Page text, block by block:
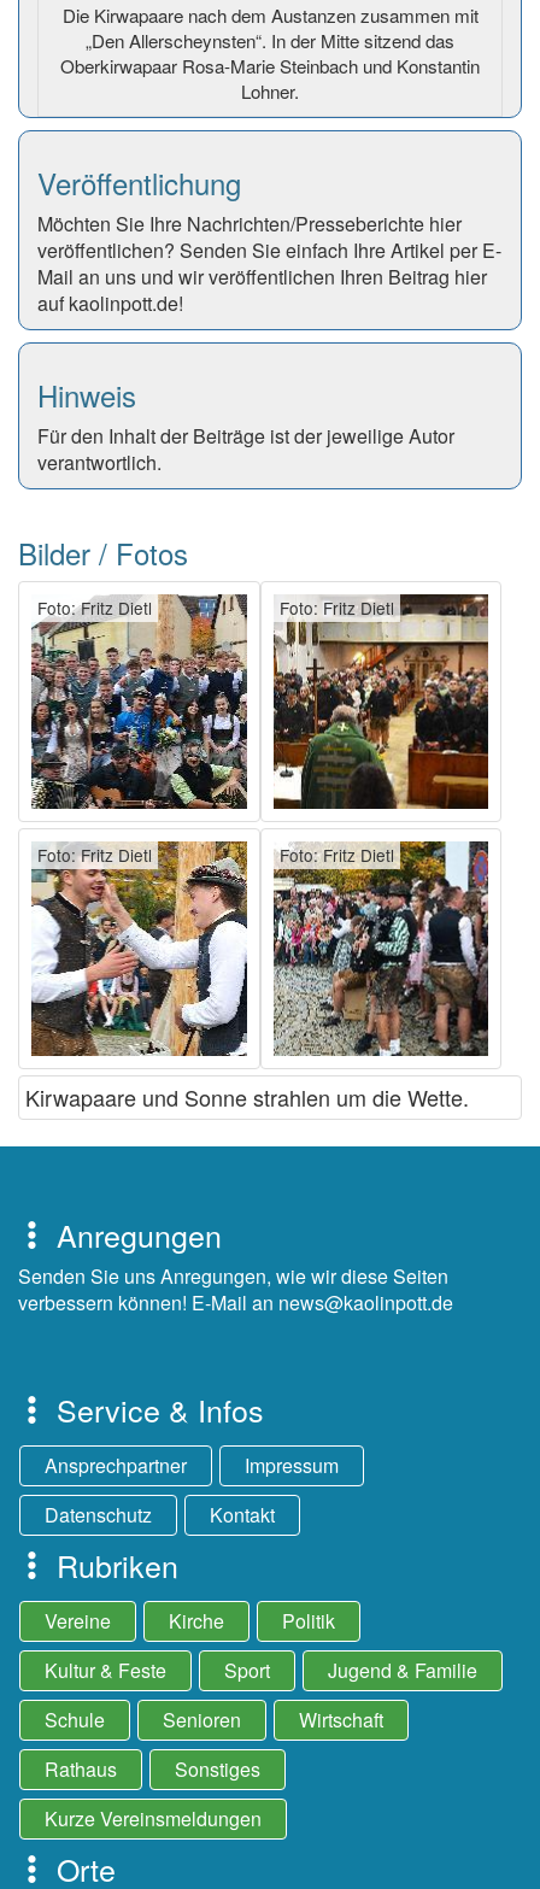
Die Kirwapaare nach dem Austanzen zusammen mit
„Den Allerscheynsten“. In der Mitte sitzend das
Oberkirwapaar Rosa-Marie Steinbach und Konstantin
Lohner.
Veröffentlichung
Möchten Sie Ihre Nachrichten/Presseberichte hier
veröffentlichen? Senden Sie einfach Ihre Artikel per E-
Mail an uns und wir veröffentlichen Ihren Beitrag hier
auf kaolinpott.de!
Hinweis
Für den Inhalt der Beiträge ist der jeweilige Autor
verantwortlich.
Bilder / Fotos
Foto: Fritz Dietl Foto: Fritz Dietl
Foto: Fritz Dietl Foto: Fritz Dietl
Kirwapaare und Sonne strahlen um die Wette.
Anregungen
Senden Sie uns Anregungen, wie wir diese Seiten
verbessern können! E-Mail an news@kaolinpott.de
Service & Infos
Ansprechpartner
Impressum
Datenschutz
Kontakt
Rubriken
Vereine Kirche
Politik
Kultur & Feste
Sport
Jugend & Familie
Schule
Senioren
Wirtschaft
Rathaus
Sonstiges
Kurze Vereinsmeldungen
Orte